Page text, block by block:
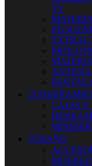
TV
 
CAJAS
 BAÑO